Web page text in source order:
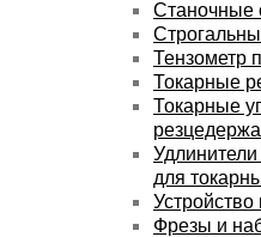
Станочные
Тензометр
Токарные
Токарные
для
Фрезы и